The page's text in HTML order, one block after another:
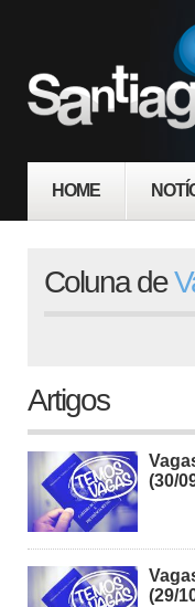
HOME
Coluna de
Artigos
(30/
(29/